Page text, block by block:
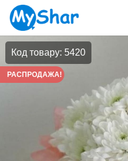
Код товару: 5420
РАСПРОДАЖА!